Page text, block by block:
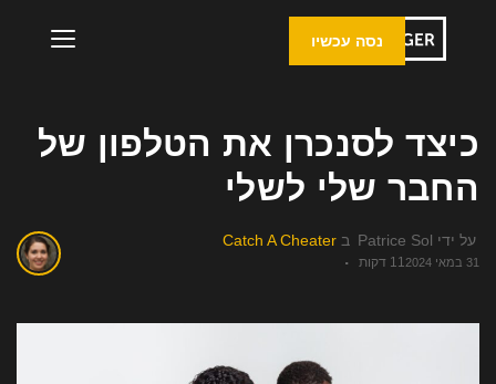
נסה עכשיו
כיצד לסנכרן את הטלפון של
החבר שלי לשלי
על ידי Patrice Sol ב Catch A Cheater
31 במאי 2024 11 דקות